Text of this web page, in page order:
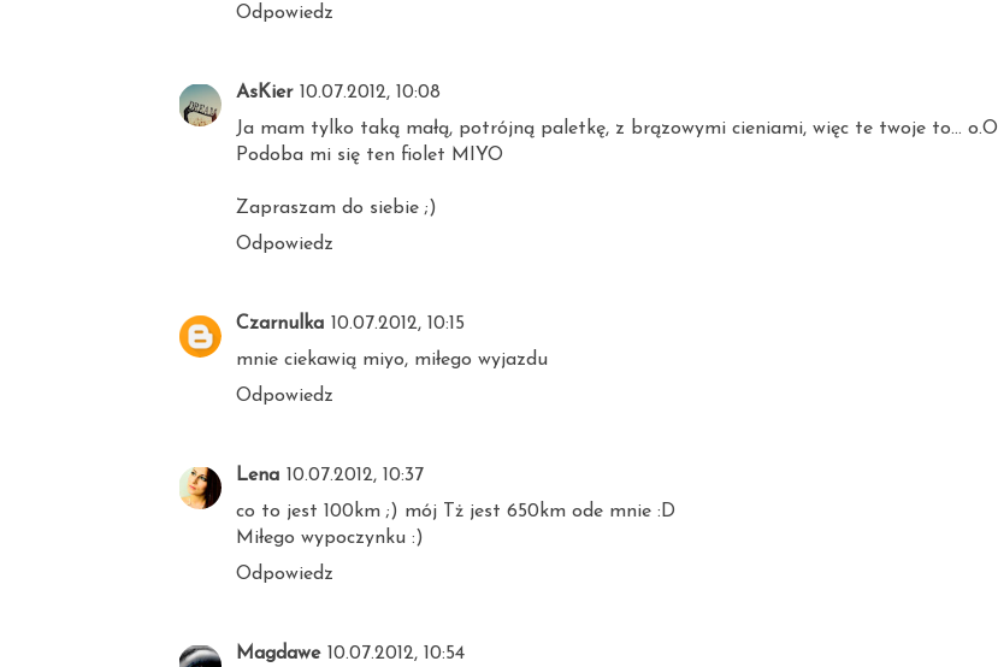
Odpowiedz
AsKier 10.07.2012, 10:08
Ja mam tylko taką małą, potrójną paletkę, z brązowymi cieniami, więc te twoje to... o.O
Podoba mi się ten fiolet MIYO
Zapraszam do siebie ;)
Odpowiedz
Czarnulka 10.07.2012, 10:15
mnie ciekawią miyo, miłego wyjazdu
Odpowiedz
Lena 10.07.2012, 10:37
co to jest 100km ;) mój Tż jest 650km ode mnie :D
Miłego wypoczynku :)
Odpowiedz
Magdawe 10.07.2012, 10:54